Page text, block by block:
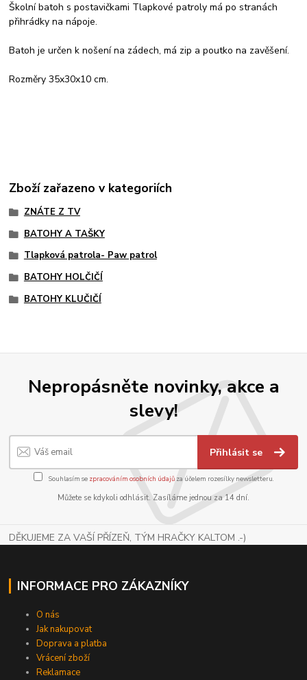
Školní batoh s postavičkami Tlapkové patroly má po stranách
přihrádky na nápoje.
Batoh je určen k nošení na zádech, má zip a poutko na zavěšení.
Rozměry 35x30x10 cm.
Zboží zařazeno v kategoriích
ZNÁTE Z TV
BATOHY A TAŠKY
Tlapková patrola- Paw patrol
BATOHY HOLČIČÍ
BATOHY KLUČIČÍ
Nepropásněte novinky, akce a
slevy!
Přihlásit se
Souhlasím se zpracováním osobních údajůza účelem rozesílky newsletteru.
Můžete se kdykoli odhlásit. Zasíláme jednou za 14 dní.
DĚKUJEME ZA VAŠÍ PŘÍZEŇ, TÝM HRAČKY KALTOM .-)
INFORMACE PRO ZÁKAZNÍKY
O nás
Jak nakupovat
Doprava a platba
Vrácení zboží
Reklamace